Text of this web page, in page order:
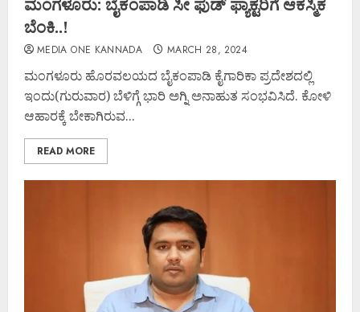
ಬೆಂಕಿ..!
MEDIA ONE KANNADA MARCH 28, 2024
ಮಂಗಳೂರು ಹೊರವಲಯದ ಬೈಕಂಪಾಡಿ ಕೈಗಾರಿಕಾ ಪ್ರದೇಶದಲ್ಲಿ
ಇಂದು(ಗುರುವಾರ) ಬೆಳಿಗ್ಗೆ ಭಾರಿ ಅಗ್ನಿ ಅನಾಹುತ ಸಂಭವಿಸಿದೆ. ಕೋಳಿ
ಆಹಾರಕ್ಕೆ ಬೇಕಾಗಿರುವ...
READ MORE